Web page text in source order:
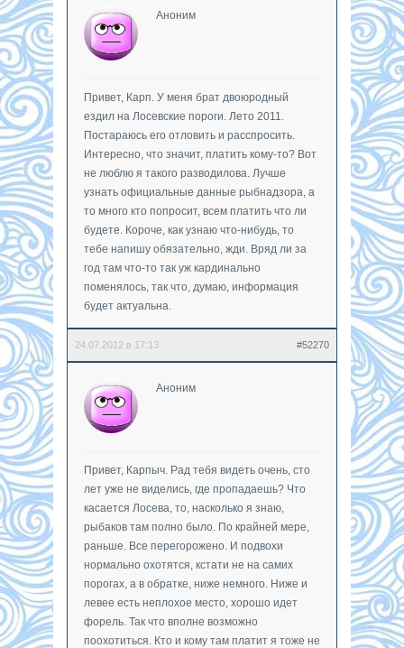
Аноним
Привет, Карп. У меня брат двоюродный
ездил на Лосевские пороги. Лето 2011.
Постараюсь его отловить и расспросить.
Интересно, что значит, платить кому-то? Вот
не люблю я такого разводилова. Лучше
узнать официальные данные рыбнадзора, а
то много кто попросит, всем платить что ли
будете. Короче, как узнаю что-нибудь, то
тебе напишу обязательно, жди. Вряд ли за
год там что-то так уж кардинально
поменялось, так что, думаю, информация
будет актуальна.
24.07.2012 в 17:13 #52270
Аноним
Привет, Карпыч. Рад тебя видеть очень, сто
лет уже не виделись, где пропадаешь? Что
касается Лосева, то, насколько я знаю,
рыбаков там полно было. По крайней мере,
раньше. Все перегорожено. И подвохи
нормально охотятся, кстати не на самих
порогах, а в обратке, ниже немного. Ниже и
левее есть неплохое место, хорошо идет
форель. Так что вполне возможно
поохотиться. Кто и кому там платит я тоже не